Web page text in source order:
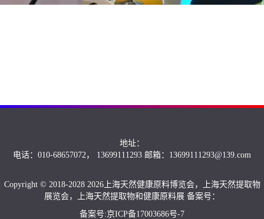
地址：
电话：010-68657072， 13699111293 邮箱：13699111293@139.com
Copyright © 2018-2028 2026上海天然健康原料博览会，上海天然提取物
展览会，上海天然提取物和健康原料展 备案号：
备案号:京ICP备17003686号-7